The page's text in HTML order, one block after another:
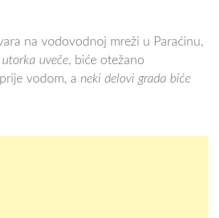
na vodovodnoj mreži u Paraćinu,
uveče, biće otežano
vodom, a neki delovi grada biće